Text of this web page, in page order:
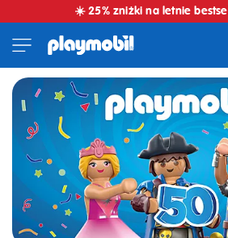
☀️ 25% zniżki na letnie